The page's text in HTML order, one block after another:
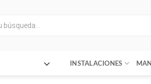
INSTALACIONES